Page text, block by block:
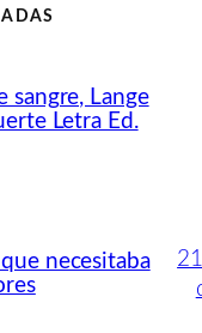
sangre, Lange
Letra Ed.
necesitaba